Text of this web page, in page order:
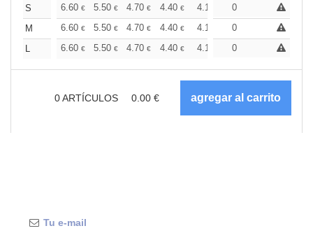
S 6.60 € 5.50 € 4.70 € 4.40 € 4.18 4.14 +
0
M
6.60 € 5.50 € 4.70 € 4.40 € 4.18 4.14 +
0
L
6.60 € 5.50 € 4.70 € 4.40 € 4.18 4.14 +
0
0ARTÍCULOS 0.00 €